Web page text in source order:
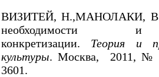
ВИЗИТЕЙ, Н.,МАНОЛАКИ, В.
необходимости и
конкретизации. Теория и
культуры. Москва, 2011, №
3601.